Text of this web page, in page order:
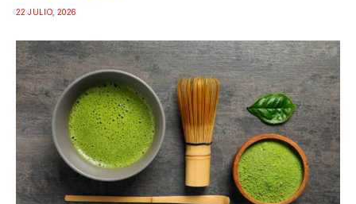
22 JULIO, 2026